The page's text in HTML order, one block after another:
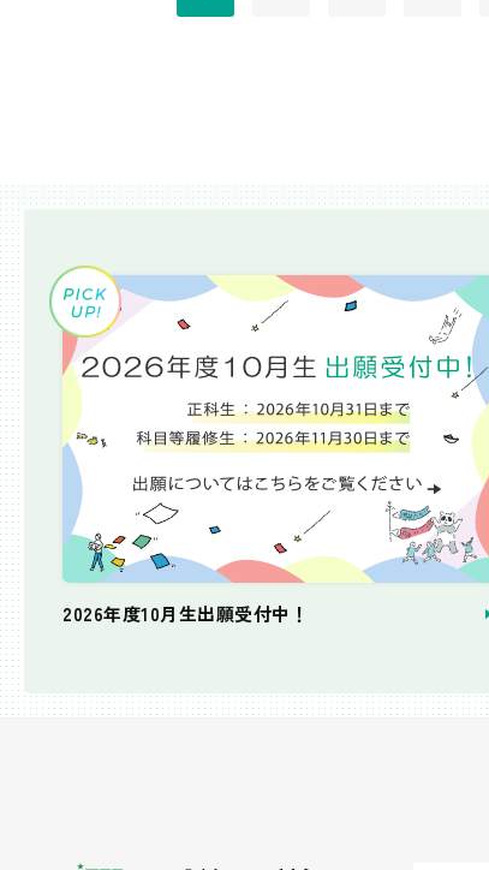
2026年度10月生出願受付中！
個別相談会